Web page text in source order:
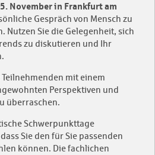
November in Frankfurt am
Gespräch von Mensch zu
Nutzen Sie die Gelegenheit, sich
zu diskutieren und Ihr
mit einem
Perspektiven und
überraschen.
Schwerpunkttage
Sie den für Sie passenden
können. Die fachlichen